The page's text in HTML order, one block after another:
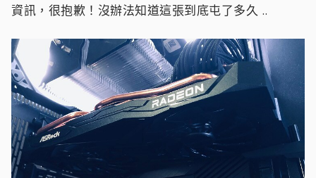
資訊，很抱歉！沒辦法知道這張到底屯了多久 ..